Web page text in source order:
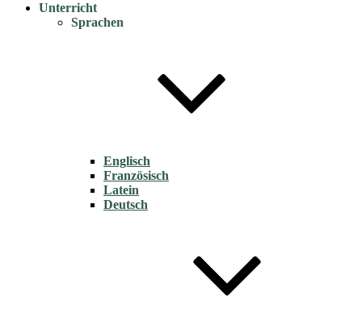
Unterricht
Sprachen
Englisch
Französisch
Latein
Deutsch